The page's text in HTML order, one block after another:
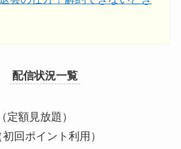
配信状況一覧
額見放題）
回ポイント利用）